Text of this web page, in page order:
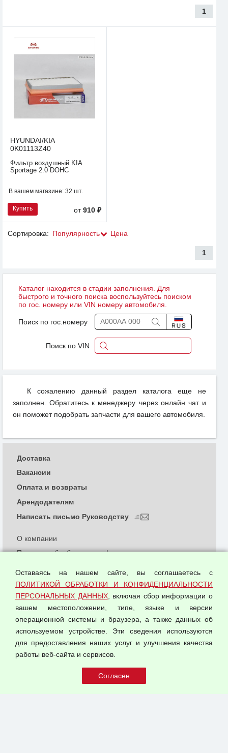
1
HYUNDAI/KIA
0K01113Z40
Фильтр воздушный KIA
Sportage 2.0 DOHC
В вашем магазине: 32 шт.
Купить от910 ₽
Сортировка: Популярность Цена
1
Каталог находится в стадии заполнения. Для
быстрого и точного поиска воспользуйтесь поиском
по гос. номеру или VIN номеру автомобиля.
Поиск по гос.номеру
Поиск по VIN
К сожалению данный раздел каталога еще не
заполнен. Обратитесь к менеджеру через онлайн чат и
он поможет подобрать запчасти для вашего автомобиля.
© 2026 ООО "Феникс"
О компании
Политика обработки и конфиденциальности
Согласием на обработку персональных данных
Оферта оптовой купли-продажи
Публичная оферта
Доставка
Вакансии
Оплата и возвраты
Арендодателям
Написать письмо Руководству
Оставаясь на нашем сайте, вы соглашаетесь с
ПОЛИТИКОЙ ОБРАБОТКИ И КОНФИДЕНЦИАЛЬНОСТИ
ПЕРСОНАЛЬНЫХ ДАННЫХ, включая сбор информации о
вашем местоположении, типе, языке и версии
операционной системы и браузера, а также данных об
используемом устройстве. Эти сведения используются
для предоставления наших услуг и улучшения качества
работы веб-сайта и сервисов.